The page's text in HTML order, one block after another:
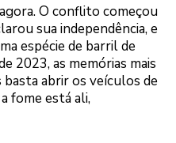
O conflito começou
sua independência, e
espécie de barril de
2023, as memórias mais
abrir os veículos de
fome está ali,